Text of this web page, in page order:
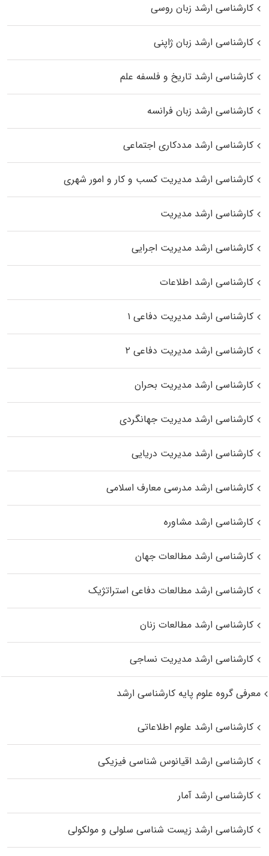
کارشناسی ارشد زبان روسی
کارشناسی ارشد زبان ژاپنی
کارشناسی ارشد تاریخ و فلسفه علم
کارشناسی ارشد زبان فرانسه
کارشناسی ارشد مددکاری اجتماعی
کارشناسی ارشد مدیریت کسب و کار و امور شهری
کارشناسی ارشد مدیریت
کارشناسی ارشد مدیریت اجرایی
کارشناسی ارشد اطلاعات
کارشناسی ارشد مدیریت دفاعی ۱
کارشناسی ارشد مدیریت دفاعی ۲
کارشناسی ارشد مدیریت بحران
کارشناسی ارشد مدیریت جهانگردی
کارشناسی ارشد مدیریت دریایی
کارشناسی ارشد مدرسی معارف اسلامی
کارشناسی ارشد مشاوره
کارشناسی ارشد مطالعات جهان
کارشناسی ارشد مطالعات دفاعی استراتژیک
کارشناسی ارشد مطالعات زنان
کارشناسی ارشد مدیریت نساجی
معرفی گروه علوم پایه کارشناسی ارشد
کارشناسی ارشد علوم اطلاعاتی
کارشناسی ارشد اقیانوس‌ شناسی فیزیکی
کارشناسی ارشد آمار
کارشناسی ارشد زیست شناسی سلولی و مولکولی